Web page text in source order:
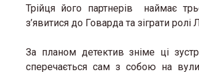
Трійця його партнерів наймає
з’явитися до Говарда та зіграти
За планом детектив зніме ці
сперечається сам з собою на